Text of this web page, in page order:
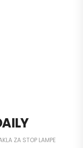
ZA STOP LAMPE